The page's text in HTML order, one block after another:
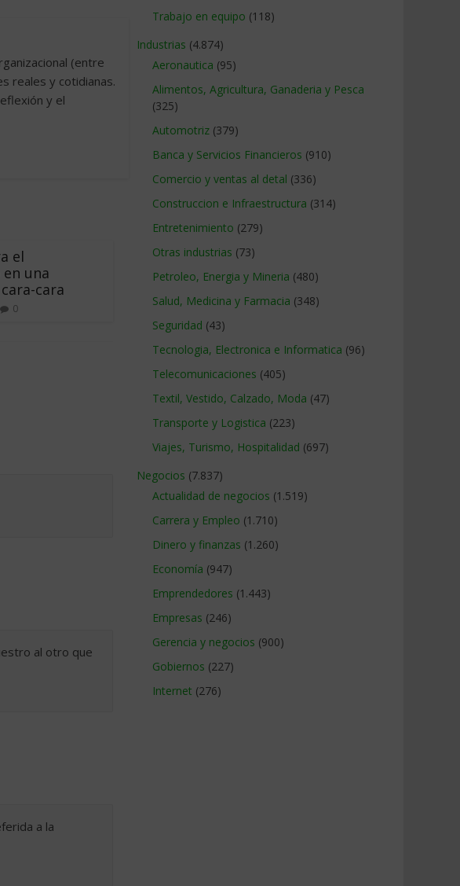
(entre
reales y cotidianas.
y el
el
una
cara
0
al otro que
a la
Trabajo en equipo (118)
Industrias (4.874)
Aeronautica (95)
Alimentos, Agricultura, Ganaderia y Pesca
(325)
Automotriz (379)
Banca y Servicios Financieros (910)
Comercio y ventas al detal (336)
Construccion e Infraestructura (314)
Entretenimiento (279)
Otras industrias (73)
Petroleo, Energia y Mineria (480)
Salud, Medicina y Farmacia (348)
Seguridad (43)
Tecnologia, Electronica e Informatica (96)
Telecomunicaciones (405)
Textil, Vestido, Calzado, Moda (47)
Transporte y Logistica (223)
Viajes, Turismo, Hospitalidad (697)
Negocios (7.837)
Actualidad de negocios (1.519)
Carrera y Empleo (1.710)
Dinero y finanzas (1.260)
Economía (947)
Emprendedores (1.443)
Empresas (246)
Gerencia y negocios (900)
Gobiernos (227)
Internet (276)